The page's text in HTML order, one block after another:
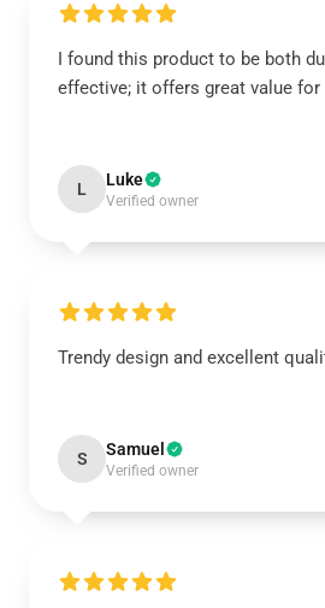
I found this product to be both
effective; it offers great value for
L Luke
Verified owner
Trendy design and excellent
S Samuel
Verified owner